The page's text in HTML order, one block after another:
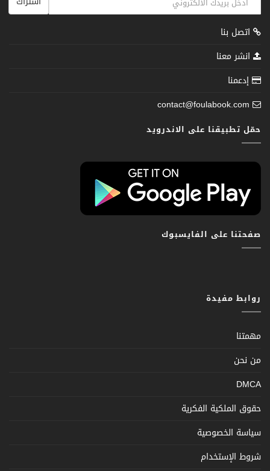
اتصل بنا
انشر معنا
إدعمنا
contact@foulabook.com
حمّل تطبيقنا على الاندرويد
صفحتنا على الفايسبوك
روابط مفيدة
مهمتنا
من نحن
DMCA
حقوق الملكية الفكرية
سياسة الخصوصية
شروط الإستخدام